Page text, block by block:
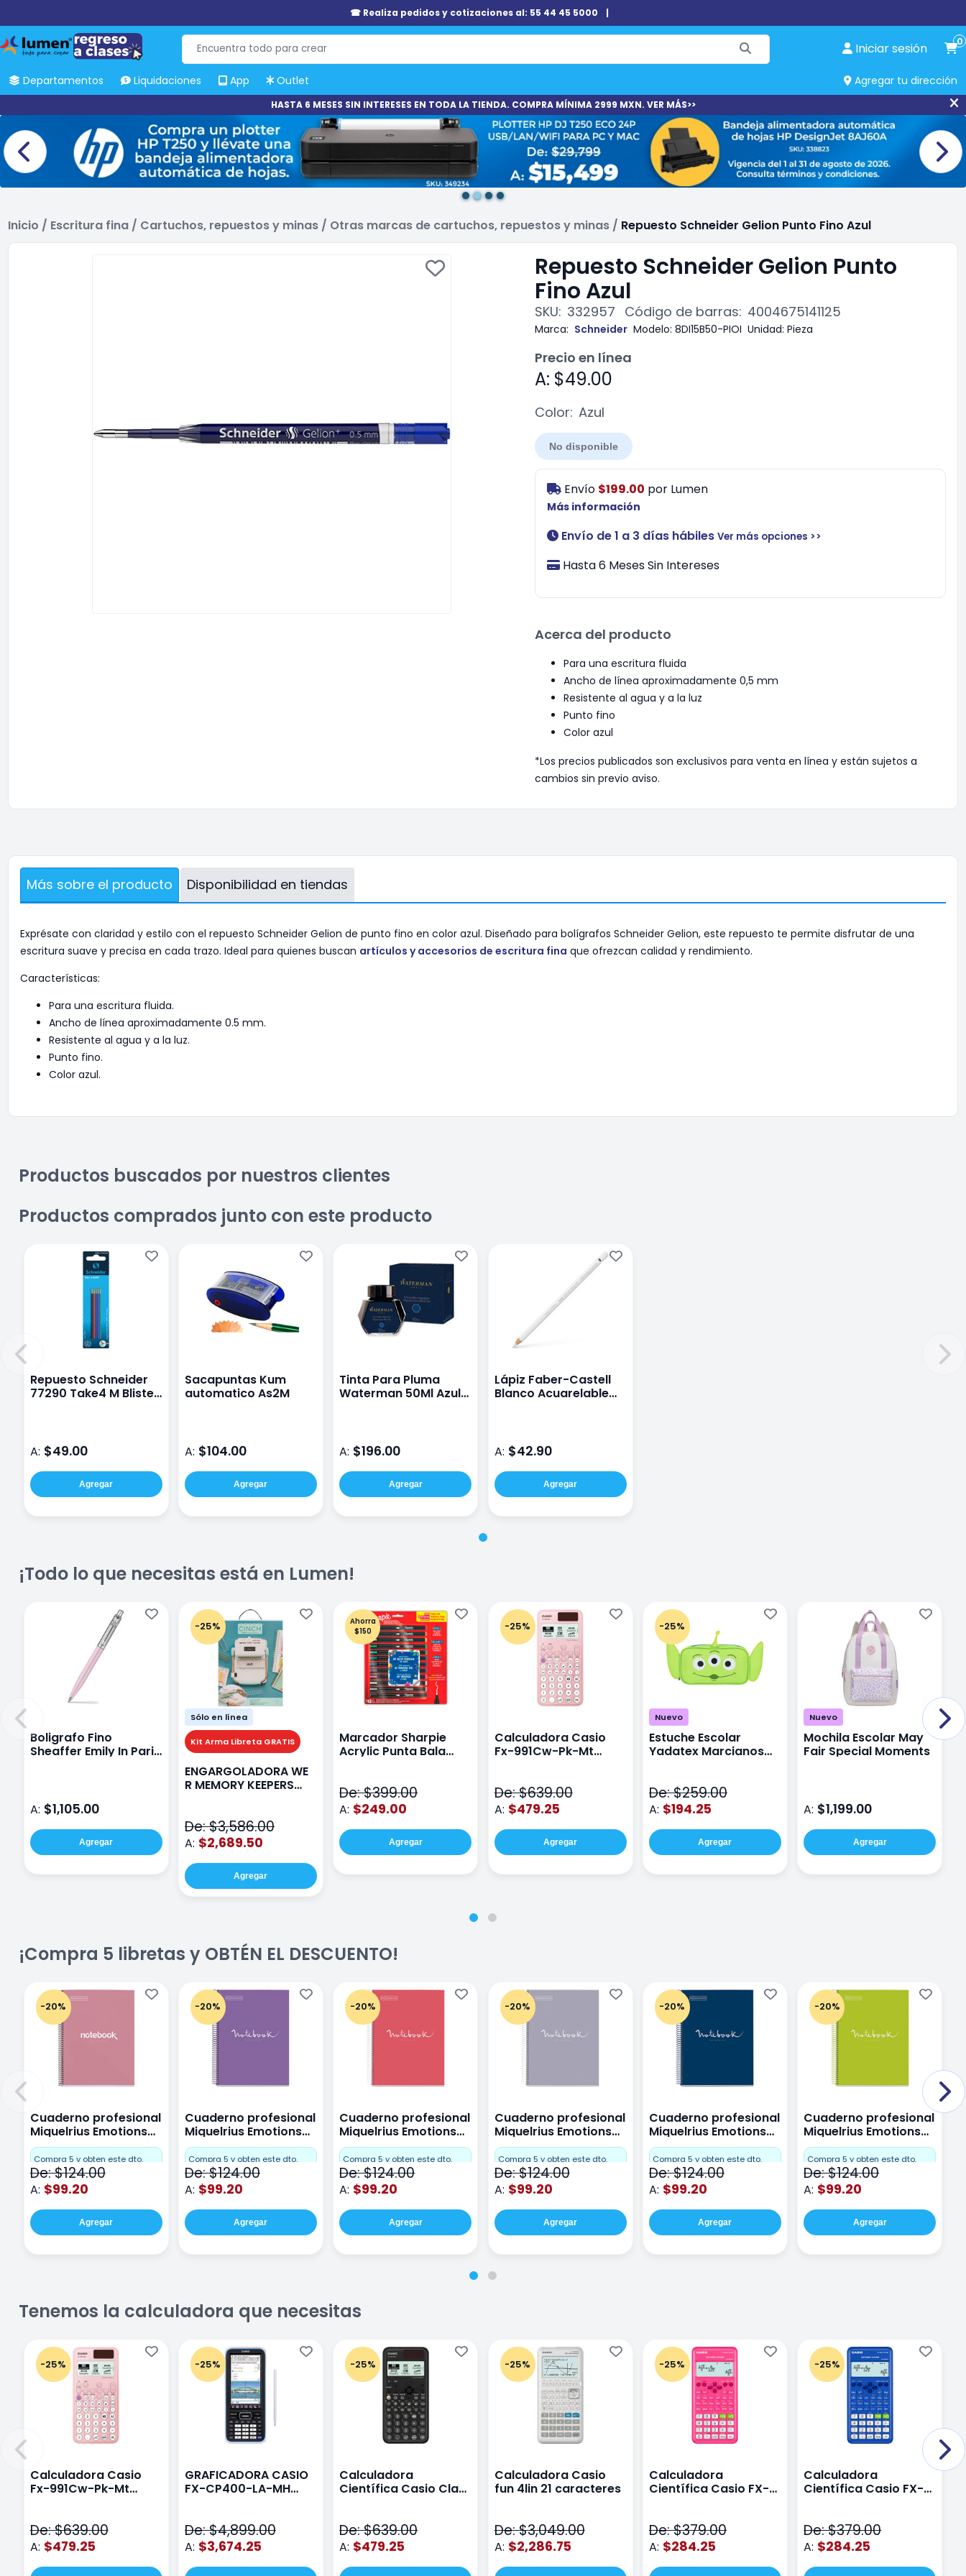
☎ Realiza pedidos y cotizaciones al: 55 44 45 5000 |
Iniciar sesión 0
Departamentos Liquidaciones App Outlet Agregar tu dirección
HASTA 6 MESES SIN INTERESES EN TODA LA TIENDA. COMPRA MÍNIMA 2999 MXN. VER MÁS>>
Inicio / Escritura fina / Cartuchos, repuestos y minas / Otras marcas de cartuchos, repuestos y minas / Repuesto Schneider Gelion Punto Fino Azul
Repuesto Schneider Gelion Punto
Fino Azul
SKU: 332957 Código de barras: 4004675141125
Marca: Schneider Modelo: 8DI15B50-PIOI Unidad: Pieza
Precio en línea
A: $49.00
Color: Azul
No disponible
Envío $199.00 por Lumen
Más información
Envío de 1 a 3 días hábiles Ver más opciones >>
Hasta 6 Meses Sin Intereses
Acerca del producto
Para una escritura fluida
Ancho de línea aproximadamente 0,5 mm
Resistente al agua y a la luz
Punto fino
Color azul
*Los precios publicados son exclusivos para venta en línea y están sujetos a
cambios sin previo aviso.
Más sobre el producto Disponibilidad en tiendas
Exprésate con claridad y estilo con el repuesto Schneider Gelion de punto fino en color azul. Diseñado para bolígrafos Schneider Gelion, este repuesto te permite disfrutar de una
escritura suave y precisa en cada trazo. Ideal para quienes buscan artículos y accesorios de escritura fina que ofrezcan calidad y rendimiento.
Características:
Para una escritura fluida.
Ancho de línea aproximadamente 0.5 mm.
Resistente al agua y a la luz.
Punto fino.
Color azul.
Productos buscados por nuestros clientes
Productos comprados junto con este producto
Repuesto Schneider
77290 Take4 M Blister
A: $49.00
Agregar
Sacapuntas Kum
automatico As2M
A: $104.00
Agregar
Tinta Para Pluma
Waterman 50Ml Azul
A: $196.00
Agregar
Lápiz Faber-Castell
Blanco Acuarelable
A: $42.90
Agregar
¡Todo lo que necesitas está en Lumen!
Boligrafo Fino
Sheaffer Emily In Paris
A: $1,105.00
Agregar
-25%
Sólo en línea
Kit Arma Libreta GRATIS
ENGARGOLADORA WE
R MEMORY KEEPERS
De: $3,586.00
A: $2,689.50
Agregar
Ahorra
$150
Marcador Sharpie
Acrylic Punta Bala
De: $399.00
A: $249.00
Agregar
-25%
Calculadora Casio
Fx-991Cw-Pk-Mt
De: $639.00
A: $479.25
Agregar
-25%
Nuevo
Estuche Escolar
Yadatex Marcianos
De: $259.00
A: $194.25
Agregar
Nuevo
Mochila Escolar May
Fair Special Moments
A: $1,199.00
Agregar
¡Compra 5 libretas y OBTÉN EL DESCUENTO!
-20%
Cuaderno profesional
Miquelrius Emotions
Cuadro Chico 80
hojas Rosa
Compra 5 y obten este dto.
De: $124.00
A: $99.20
Agregar
-20%
Cuaderno profesional
Miquelrius Emotions
raya 80 hojas Purpura
Compra 5 y obten este dto.
De: $124.00
A: $99.20
Agregar
-20%
Cuaderno profesional
Miquelrius Emotions
raya 80 hojas Coral
Compra 5 y obten este dto.
De: $124.00
A: $99.20
Agregar
-20%
Cuaderno profesional
Miquelrius Emotions
raya 80 hojas Gris
Compra 5 y obten este dto.
De: $124.00
A: $99.20
Agregar
-20%
Cuaderno profesional
Miquelrius Emotions
Dots 80 hojas
Compra 5 y obten este dto.
De: $124.00
A: $99.20
Agregar
-20%
Cuaderno profesional
Miquelrius Emotions
Dots 80 hojas Lima
Compra 5 y obten este dto.
De: $124.00
A: $99.20
Agregar
Tenemos la calculadora que necesitas
-25%
Calculadora Casio
Fx-991Cw-Pk-Mt
De: $639.00
A: $479.25
-25%
GRAFICADORA CASIO
FX-CP400-LA-MH
De: $4,899.00
A: $3,674.25
-25%
Calculadora
Científica Casio Class
De: $639.00
A: $479.25
-25%
Calculadora Casio
fun 4lin 21 caracteres
De: $3,049.00
A: $2,286.75
-25%
Calculadora
Científica Casio FX-
De: $379.00
A: $284.25
-25%
Calculadora
Científica Casio FX-
De: $379.00
A: $284.25